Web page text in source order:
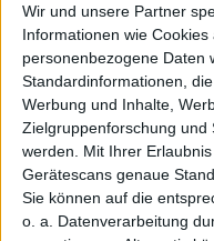
Wir und unsere Partner
Informationen wie
personenbezogene Daten
Standardinformationen,
Werbung und Inhalte,
Zielgruppenforschung und
werden.
Mit Ihrer
Gerätescans genaue
Sie können auf die
o. a. Datenverarbeitung
Wähle Aktie
Westwing Group
ISIN:
WKN: